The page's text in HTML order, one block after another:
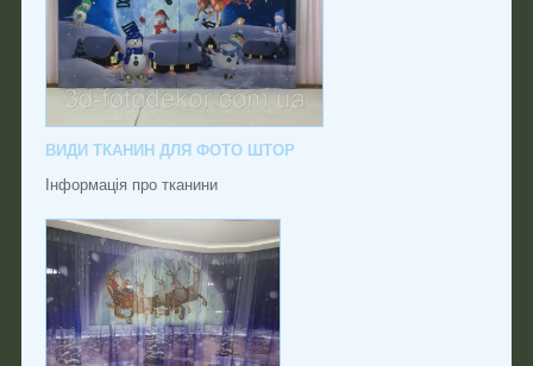
ВИДИ ТКАНИН ДЛЯ ФОТО ШТОР
Інформація про тканини